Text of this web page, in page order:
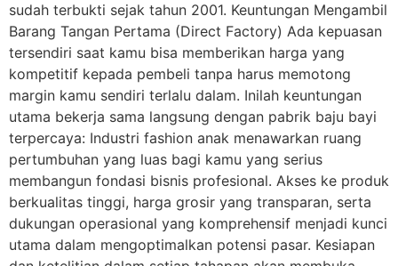
sudah terbukti sejak tahun 2001. Keuntungan Mengambil
Barang Tangan Pertama (Direct Factory) Ada kepuasan
tersendiri saat kamu bisa memberikan harga yang
kompetitif kepada pembeli tanpa harus memotong
margin kamu sendiri terlalu dalam. Inilah keuntungan
utama bekerja sama langsung dengan pabrik baju bayi
terpercaya: Industri fashion anak menawarkan ruang
pertumbuhan yang luas bagi kamu yang serius
membangun fondasi bisnis profesional. Akses ke produk
berkualitas tinggi, harga grosir yang transparan, serta
dukungan operasional yang komprehensif menjadi kunci
utama dalam mengoptimalkan potensi pasar. Kesiapan